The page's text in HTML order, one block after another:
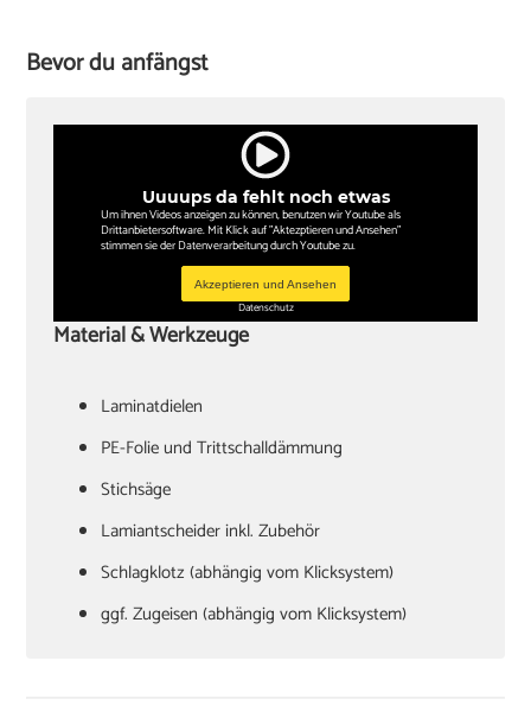
Bevor du anfängst
Uuuups da fehlt noch etwas
Um ihnen Videos anzeigen zu können, benutzen wir Youtube als
Drittanbietersoftware. Mit Klick auf "Aktezptieren und Ansehen"
stimmen sie der Datenverarbeitung durch Youtube zu.
Akzeptieren und Ansehen
Datenschutz
Material & Werkzeuge
Laminatdielen
PE-Folie und Trittschalldämmung
Stichsäge
Lamiantscheider inkl. Zubehör
Schlagklotz (abhängig vom Klicksystem)
ggf. Zugeisen (abhängig vom Klicksystem)